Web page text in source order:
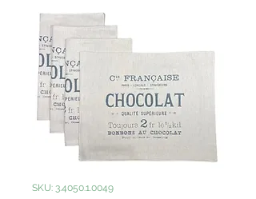
SKU: 3.4050.1.0049